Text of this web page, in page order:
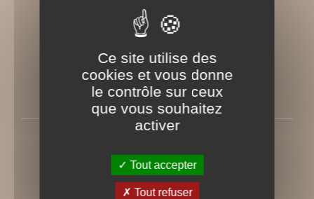
Rédigé le Mercredi 2 février 2005
Ce site utilise des
cookies et vous donne
le contrôle sur ceux
que vous souhaitez
activer
Tout accepter
Tout refuser